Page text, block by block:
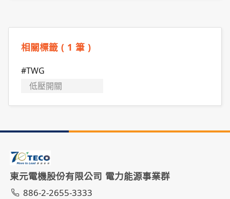
相關標籤 ( 1 筆 )
#TWG
低壓開關
東元電機股份有限公司 電力能源事業群
886-2-2655-3333